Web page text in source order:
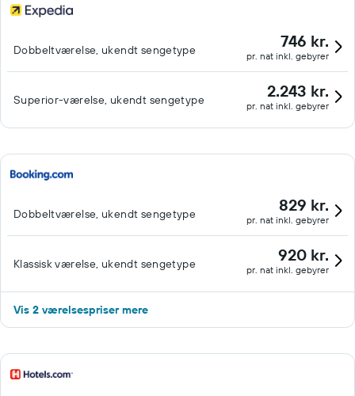
Dobbeltværelse, ukendt sengetype 746 kr.
pr. nat inkl. gebyrer
Superior-værelse, ukendt sengetype 2.243 kr.
pr. nat inkl. gebyrer
Dobbeltværelse, ukendt sengetype 829 kr.
pr. nat inkl. gebyrer
Klassisk værelse, ukendt sengetype 920 kr.
pr. nat inkl. gebyrer
Vis 2 værelsespriser mere